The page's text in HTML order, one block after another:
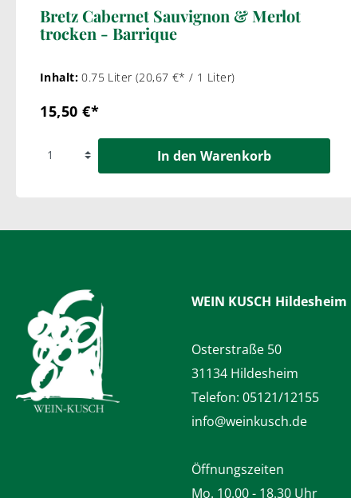
Bretz Cabernet Sauvignon & Merlot
trocken - Barrique
Inhalt:0.75 Liter (20,67 €* / 1 Liter)
15,50 €*
In den Warenkorb
WEIN KUSCH Hildesheim
Osterstraße 50
31134 Hildesheim
Telefon: 05121/12155
info@weinkusch.de
Öffnungszeiten
Mo. 10.00 - 18.30 Uhr